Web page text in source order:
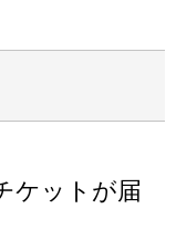
ケットが届